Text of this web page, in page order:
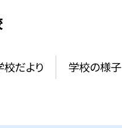
校だより 学校の様子